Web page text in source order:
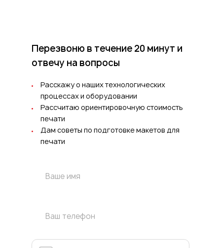
Перезвоню в течение 20 минут и
отвечу на вопросы
Расскажу о наших технологических
процессах и оборудовании
Рассчитаю ориентировочную стоимость
печати
Дам советы по подготовке макетов для
печати